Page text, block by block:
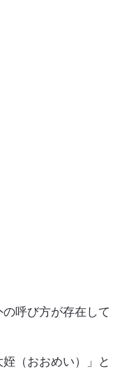
の呼び方が存在して
（おおめい）」と